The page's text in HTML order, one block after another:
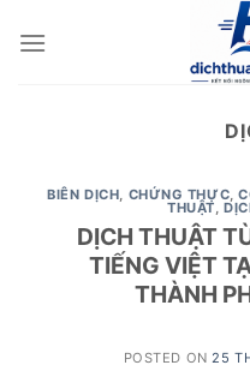
BIÊN DỊCH, CHỨNG THỰC,
THUẬT,
DỊCH THUẬT
TIẾNG VIỆT
THÀNH
POSTED ON 25